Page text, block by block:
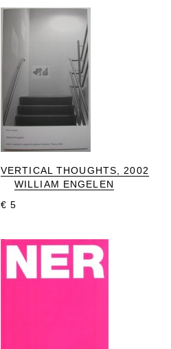
VERTICAL THOUGHTS, 2002
WILLIAM ENGELEN
€ 5